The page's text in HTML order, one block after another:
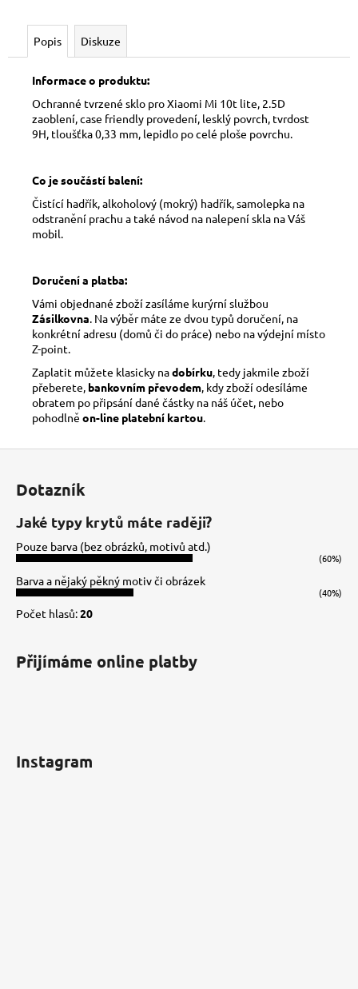
Popis Diskuze
Informace o produktu:
Ochranné tvrzené sklo pro Xiaomi Mi 10t lite, 2.5D
zaoblení, case friendly provedení, lesklý povrch, tvrdost
9H, tloušťka 0,33 mm, lepidlo po celé ploše povrchu.
Co je součástí balení:
Čistící hadřík, alkoholový (mokrý) hadřík, samolepka na
odstranění prachu a také návod na nalepení skla na Váš
mobil.
Doručení a platba:
Vámi objednané zboží zasíláme kurýrní službou
Zásilkovna . Na výběr máte ze dvou typů doručení, na
konkrétní adresu (domů či do práce) nebo na výdejní místo
Z-point.
Zaplatit můžete klasicky nadobírku , tedy jakmile zboží
přeberete, bankovním převodem , kdy zboží odesíláme
obratem po připsání dané částky na náš účet, nebo
pohodlně on-line platební kartou
Dotazník
Jaké typy krytů máte raději?
Pouze barva (bez obrázků, motivů atd.)
(60%)
Barva a nějaký pěkný motiv či obrázek
(40%)
Počet hlasů:20
Přijímáme online platby
Instagram